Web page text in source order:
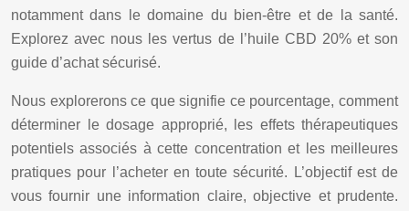
notamment dans le domaine du bien-être et de la santé.
Explorez avec nous les vertus de l’huile CBD 20% et son
guide d’achat sécurisé.
Nous explorerons ce que signifie ce pourcentage, comment
déterminer le dosage approprié, les effets thérapeutiques
potentiels associés à cette concentration et les meilleures
pratiques pour l’acheter en toute sécurité. L’objectif est de
vous fournir une information claire, objective et prudente.